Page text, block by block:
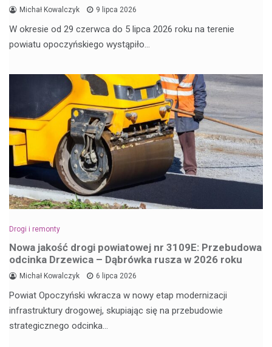
Michał Kowalczyk 9 lipca 2026
W okresie od 29 czerwca do 5 lipca 2026 roku na terenie
powiatu opoczyńskiego wystąpiło…
Drogi i remonty
Nowa jakość drogi powiatowej nr 3109E: Przebudowa
odcinka Drzewica – Dąbrówka rusza w 2026 roku
Michał Kowalczyk 6 lipca 2026
Powiat Opoczyński wkracza w nowy etap modernizacji
infrastruktury drogowej, skupiając się na przebudowie
strategicznego odcinka…